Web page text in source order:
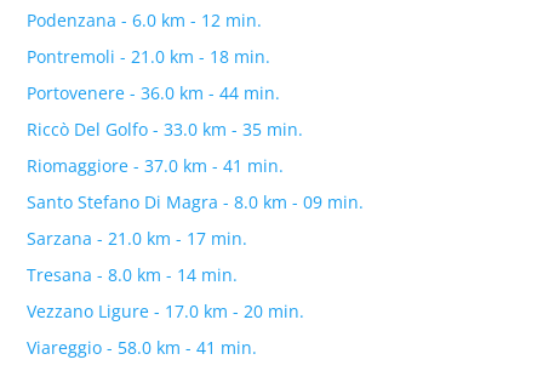
Podenzana - 6.0 km - 12 min.
Pontremoli - 21.0 km - 18 min.
Portovenere - 36.0 km - 44 min.
Riccò Del Golfo - 33.0 km - 35 min.
Riomaggiore - 37.0 km - 41 min.
Santo Stefano Di Magra - 8.0 km - 09 min.
Sarzana - 21.0 km - 17 min.
Tresana - 8.0 km - 14 min.
Vezzano Ligure - 17.0 km - 20 min.
Viareggio - 58.0 km - 41 min.